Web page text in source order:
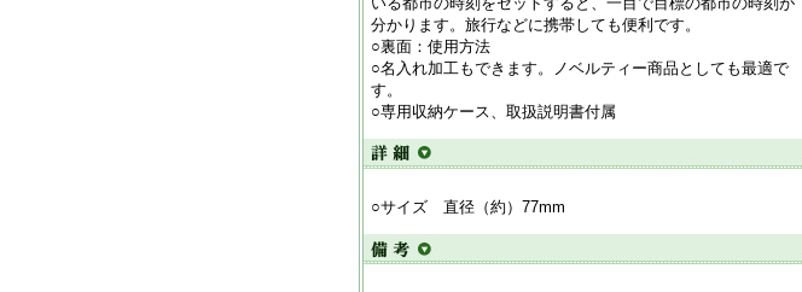
分かります。旅行などに携帯しても便利です。
○裏面：使用方法
○名入れ加工もできます。ノベルティー商品としても最適で
す。
○専用収納ケース、取扱説明書付属
○サイズ 直径（約）77mm